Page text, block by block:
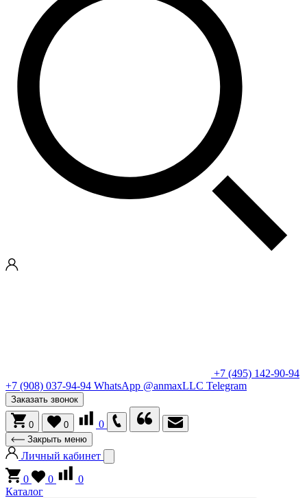
+7 (495) 142-90-94
+7 (908) 037-94-94 WhatsApp @anmaxLLC Telegram
Заказать звонок
0 0 0
Закрыть меню
Личный кабинет
0
0
0
Каталог